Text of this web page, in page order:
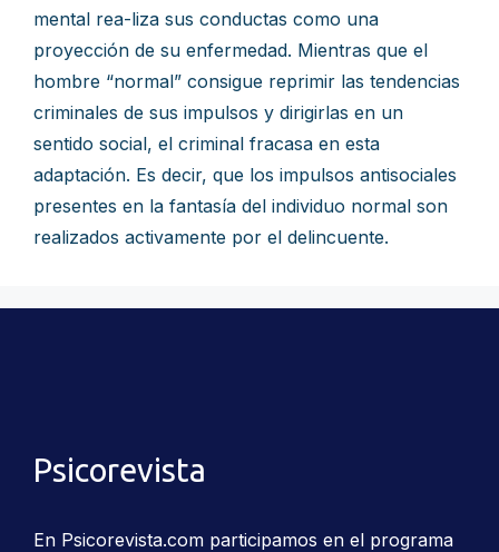
mental rea-liza sus conductas como una
proyección de su enfermedad. Mientras que el
hombre “normal” consigue reprimir las tendencias
criminales de sus impulsos y dirigirlas en un
sentido social, el criminal fracasa en esta
adaptación. Es decir, que los impulsos antisociales
presentes en la fantasía del individuo normal son
realizados activamente por el delincuente.
Psicorevista
En Psicorevista.com participamos en el programa